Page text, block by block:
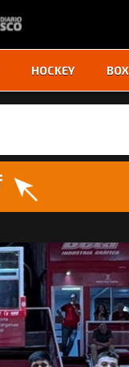
HOCKEY